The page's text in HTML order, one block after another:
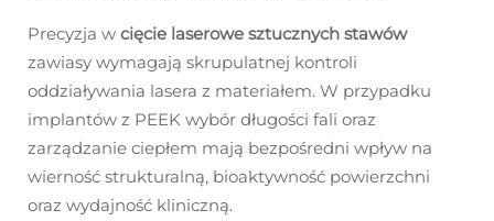
Precyzja w cięcie laserowe sztucznych stawów
zawiasy wymagają skrupulatnej kontroli
oddziaływania lasera z materiałem. W przypadku
implantów z PEEK wybór długości fali oraz
zarządzanie ciepłem mają bezpośredni wpływ na
wierność strukturalną, bioaktywność powierzchni
oraz wydajność kliniczną.